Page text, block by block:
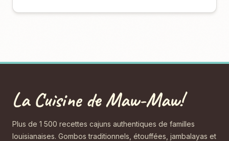
La Cuisine de Maw-Maw!
Plus de 1 500 recettes cajuns authentiques de familles
louisianaises. Gombos traditionnels, étouffées, jambalayas et